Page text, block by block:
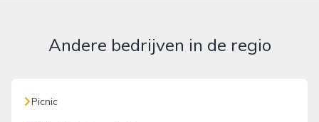
Andere bedrijven in de regio
Picnic